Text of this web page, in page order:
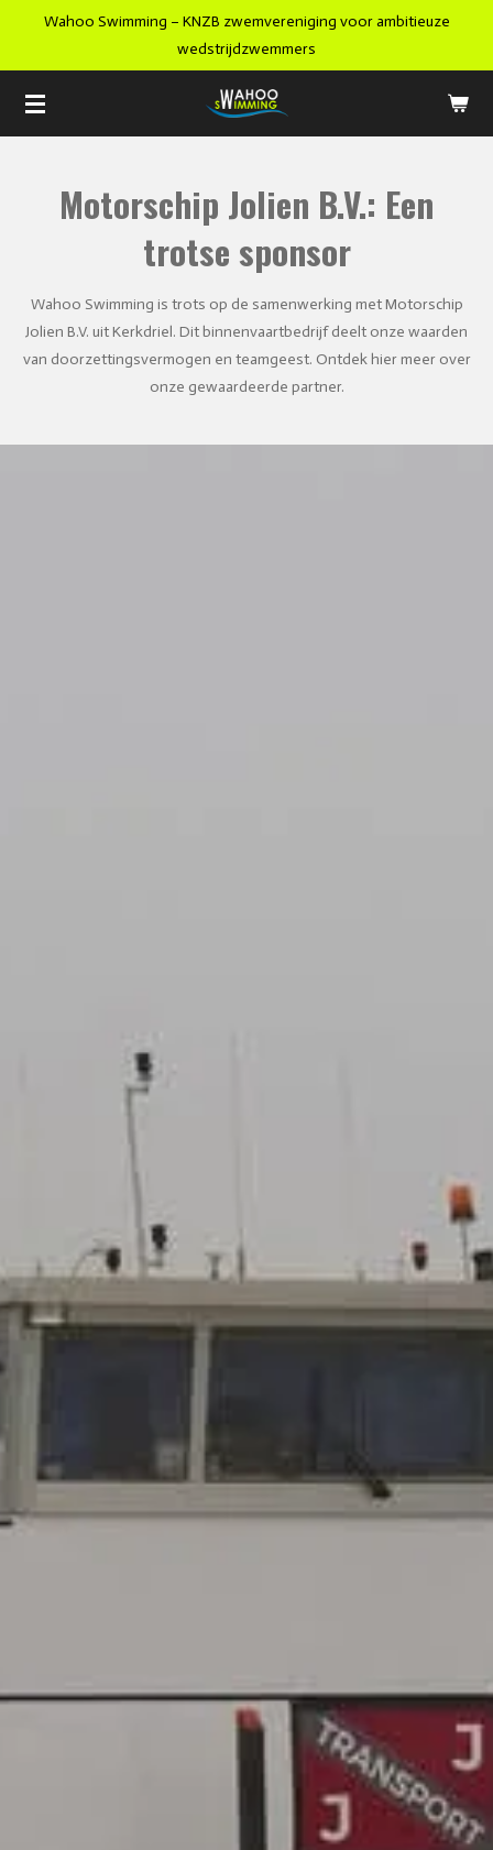
de
hoofdinhoud
Wahoo Swimming – KNZB zwemvereniging voor ambitieuze
wedstrijdzwemmers
Motorschip Jolien B.V.: Een
trotse sponsor
Wahoo Swimming is trots op de samenwerking met Motorschip
Jolien B.V. uit Kerkdriel. Dit binnenvaartbedrijf deelt onze waarden
van doorzettingsvermogen en teamgeest. Ontdek hier meer over
onze gewaardeerde partner.